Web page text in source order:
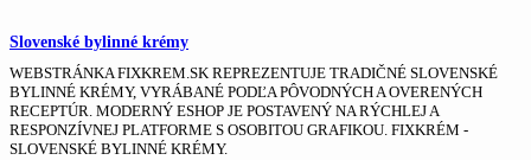
Slovenské bylinné krémy
WEBSTRÁNKA FIXKREM.SK REPREZENTUJE TRADIČNÉ SLOVENSKÉ
BYLINNÉ KRÉMY, VYRÁBANÉ PODĽA PÔVODNÝCH A OVERENÝCH
RECEPTÚR. MODERNÝ ESHOP JE POSTAVENÝ NA RÝCHLEJ A
RESPONZÍVNEJ PLATFORME S OSOBITOU GRAFIKOU. FIXKRÉM -
SLOVENSKÉ BYLINNÉ KRÉMY.